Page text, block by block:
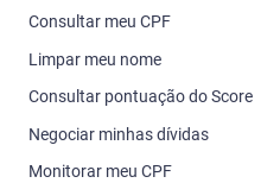
Consultar meu CPF
Limpar meu nome
Consultar pontuação do Score
Negociar minhas dívidas
Monitorar meu CPF